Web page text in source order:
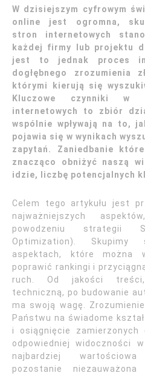
W dzisiejszym cyfrowym
online jest ogromna,
stron internetowych
każdej firmy lub projektu
jest to jednak proces
dogłębnego zrozumienia
którymi kierują się
Kluczowe czynniki w
internetowych to zbiór
wspólnie wpływają na to,
pojawia się w wynikach
zapytań. Zaniedbanie
znacząco obniżyć naszą
idzie, liczbę potencjalnych
Celem tego artykułu jest
najważniejszych
powodzeniu strategii
Optimization).
aspektach, które można
poprawić rankingi i
ruch. Od jakości
techniczną, po budowanie
ma swoją wagę.
Państwu na świadome
i osiągnięcie zamierzonych
odpowiedniej widoczności
najbardziej
pozostanie